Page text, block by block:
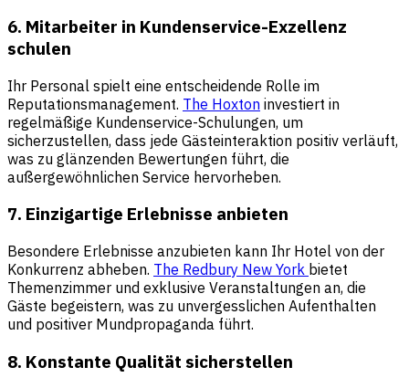
6. Mitarbeiter in Kundenservice-Exzellenz
schulen
Ihr Personal spielt eine entscheidende Rolle im
Reputationsmanagement. The Hoxton investiert in
regelmäßige Kundenservice-Schulungen, um
sicherzustellen, dass jede Gästeinteraktion positiv verläuft,
was zu glänzenden Bewertungen führt, die
außergewöhnlichen Service hervorheben.
7. Einzigartige Erlebnisse anbieten
Besondere Erlebnisse anzubieten kann Ihr Hotel von der
Konkurrenz abheben. The Redbury New York bietet
Themenzimmer und exklusive Veranstaltungen an, die
Gäste begeistern, was zu unvergesslichen Aufenthalten
und positiver Mundpropaganda führt.
8. Konstante Qualität sicherstellen